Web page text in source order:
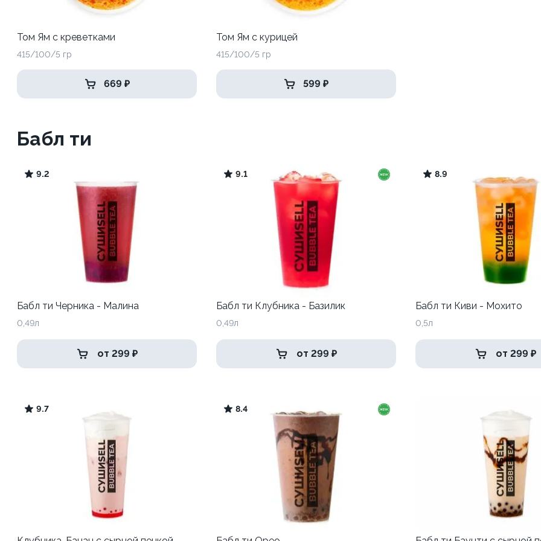
Том Ям с креветками
415/100/5 гр
669 ₽
Том Ям с курицей
415/100/5 гр
599 ₽
Бабл ти
9.2
Бабл ти Черника - Малина
0,49л
от 299 ₽
9.1
Бабл ти Клубника - Базилик
0,49л
от 299 ₽
8.9
Бабл ти Киви - Мохито
0,5л
от 299 ₽
9.7 8.4